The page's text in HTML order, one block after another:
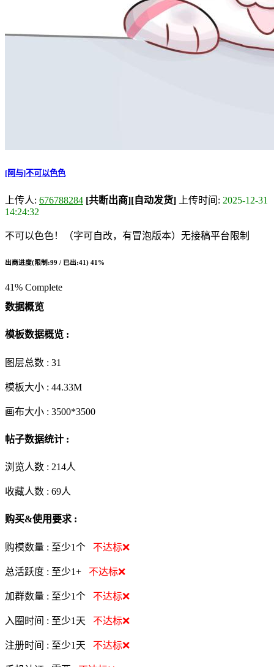
[阿与]不可以色色
上传人: 676788284 [共断出商][自动发货] 上传时间: 2025-12-31
14:24:32
不可以色色！（字可自改，有冒泡版本）无接稿平台限制
出商进度(限制:99 / 已出:41) 41%
41% Complete
数据概览
模板数据概览 :
图层总数 : 31
模板大小 : 44.33M
画布大小 : 3500*3500
帖子数据统计 :
浏览人数 : 214人
收藏人数 : 69人
购买&使用要求 :
购模数量 : 至少1个 不达标❌
总活跃度 : 至少1+ 不达标❌
加群数量 : 至少1个 不达标❌
入圈时间 : 至少1天 不达标❌
注册时间 : 至少1天 不达标❌